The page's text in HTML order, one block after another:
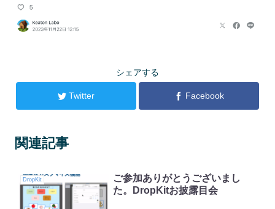
シェアする
Twitter Facebook
関連記事
DropKit
ご参加ありがとうございまし
た。DropKitお披露目会